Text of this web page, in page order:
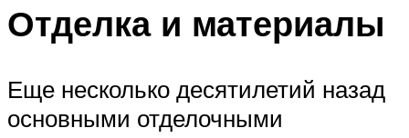
Отделка и материалы
Еще несколько десятилетий назад
основными отделочными